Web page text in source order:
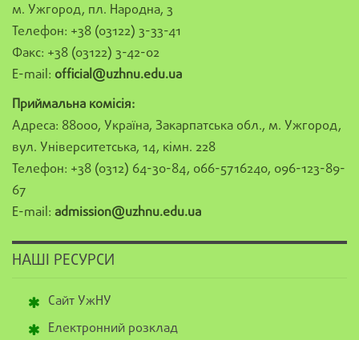
м. Ужгород, пл. Народна, 3
Телефон: +38 (03122) 3-33-41
Факс: +38 (03122) 3-42-02
E-mail: official@uzhnu.edu.ua
Приймальна комісія:
Адреса: 88000, Україна, Закарпатська обл., м. Ужгород,
вул. Університетська, 14, кімн. 228
Телефон: +38 (0312) 64-30-84, 066-5716240, 096-123-89-
67
E-mail: admission@uzhnu.edu.ua
НАШІ РЕСУРСИ
Сайт УжНУ
Електронний розклад